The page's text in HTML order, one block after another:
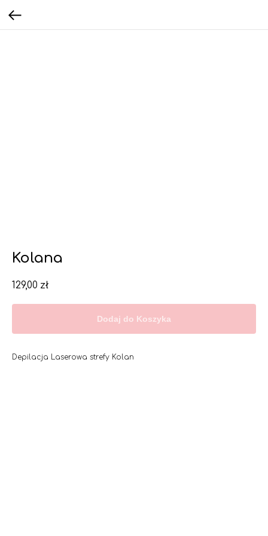
Kolana
129,00 zł
Dodaj do Koszyka
Depilacja Laserowa strefy Kolan